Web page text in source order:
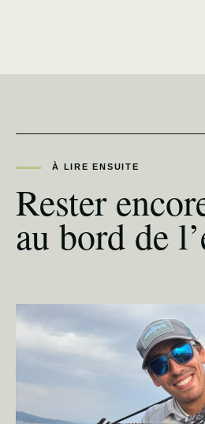
À LIRE ENSUITE
Rester
au bord de